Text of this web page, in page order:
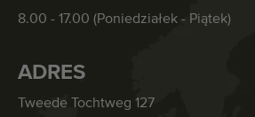
8.00 - 17.00 (Poniedziałek - Piątek)
ADRES
Tweede Tochtweg 127